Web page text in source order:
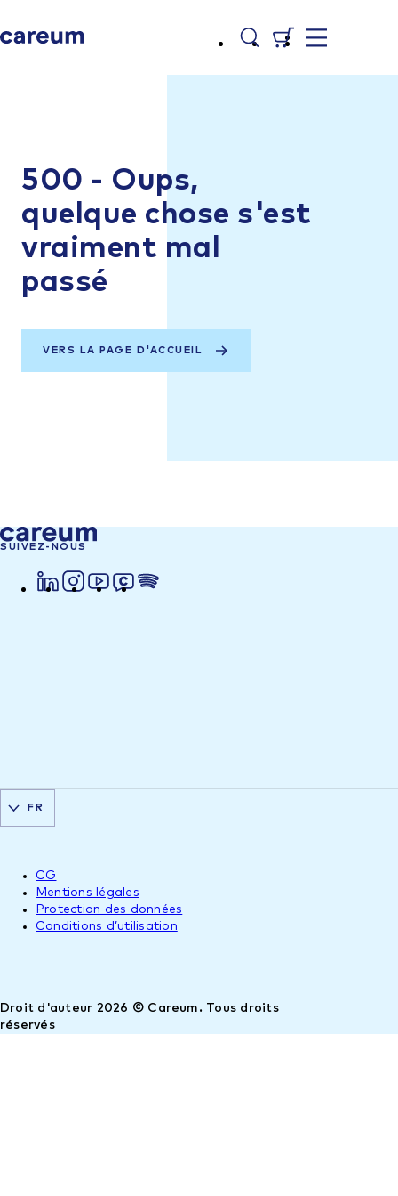
500 - Oups,
quelque chose s'est
vraiment mal
passé
VERS LA PAGE D'ACCUEIL
SUIVEZ-NOUS
Droit d'auteur 2026 © Careum. Tous droits
réservés
CG
Mentions légales
Protection des données
Conditions d’utilisation
FR